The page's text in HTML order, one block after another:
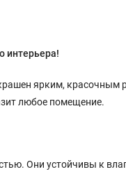
интерьера!
ярким,
любое помещение.
Они устойчивы к